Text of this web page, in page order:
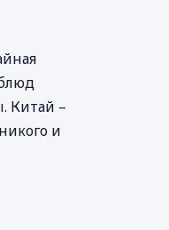
Китай –
и